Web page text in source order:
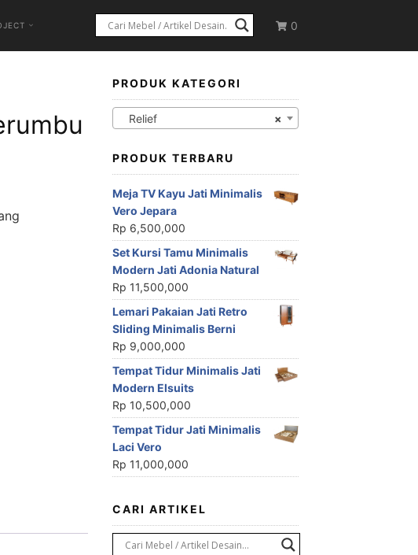
0
PRODUK KATEGORI
×
Relief
PRODUK TERBARU
Meja TV Kayu Jati Minimalis
Vero Jepara
Rp 6,500,000
Set Kursi Tamu Minimalis
Modern Jati Adonia Natural
Rp 11,500,000
Lemari Pakaian Jati Retro
Sliding Minimalis Berni
Rp 9,000,000
Tempat Tidur Minimalis Jati
Modern Elsuits
Rp 10,500,000
Tempat Tidur Jati Minimalis
Laci Vero
Rp 11,000,000
CARI ARTIKEL